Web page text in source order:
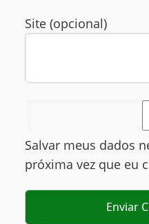
Site (opcional)
Salvar meus dados
próxima vez que eu